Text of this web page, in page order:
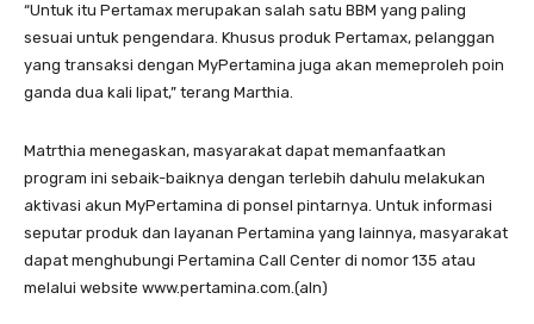
“Untuk itu Pertamax merupakan salah satu BBM yang paling
sesuai untuk pengendara. Khusus produk Pertamax, pelanggan
yang transaksi dengan MyPertamina juga akan memeproleh poin
ganda dua kali lipat,” terang Marthia.
Matrthia menegaskan, masyarakat dapat memanfaatkan
program ini sebaik-baiknya dengan terlebih dahulu melakukan
aktivasi akun MyPertamina di ponsel pintarnya. Untuk informasi
seputar produk dan layanan Pertamina yang lainnya, masyarakat
dapat menghubungi Pertamina Call Center di nomor 135 atau
melalui website www.pertamina.com.(aln)